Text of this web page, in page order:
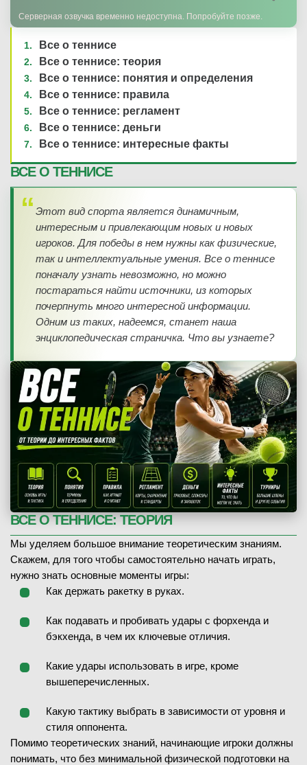
Серверная озвучка временно недоступна. Попробуйте позже.
Все о теннисе
Все о теннисе: теория
Все о теннисе: понятия и определения
Все о теннисе: правила
Все о теннисе: регламент
Все о теннисе: деньги
Все о теннисе: интересные факты
ВСЕ О ТЕННИСЕ
Этот вид спорта является динамичным,
интересным и привлекающим новых и новых
игроков. Для победы в нем нужны как физические,
так и интеллектуальные умения. Все о теннисе
поначалу узнать невозможно, но можно
постараться найти источники, из которых
почерпнуть много интересной информации.
Одним из таких, надеемся, станет наша
энциклопедическая страничка. Что вы узнаете?
ВСЕ О ТЕННИСЕ: ТЕОРИЯ
Мы уделяем большое внимание теоретическим знаниям.
Скажем, для того чтобы самостоятельно начать играть,
нужно знать основные моменты игры:
Как держать ракетку в руках.
Как подавать и пробивать удары с форхенда и
бэкхенда, в чем их ключевые отличия.
Какие удары использовать в игре, кроме
вышеперечисленных.
Какую тактику выбрать в зависимости от уровня и
стиля оппонента.
Помимо теоретических знаний, начинающие игроки должны
понимать, что без минимальной физической подготовки на